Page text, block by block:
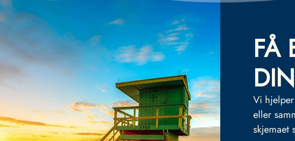
FÅ
Vi
eller
skjemaet